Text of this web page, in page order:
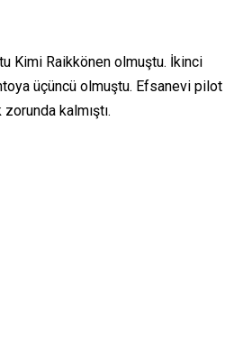
Kimi Raikkönen olmuştu. İkinci
üçüncü olmuştu. Efsanevi pilot
kalmıştı.